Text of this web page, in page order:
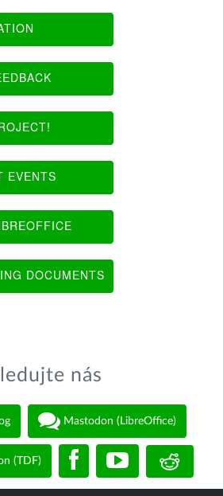
EVENTS
DOCUMENTS
nás
Mastodon (LibreOffice)
(TDF)